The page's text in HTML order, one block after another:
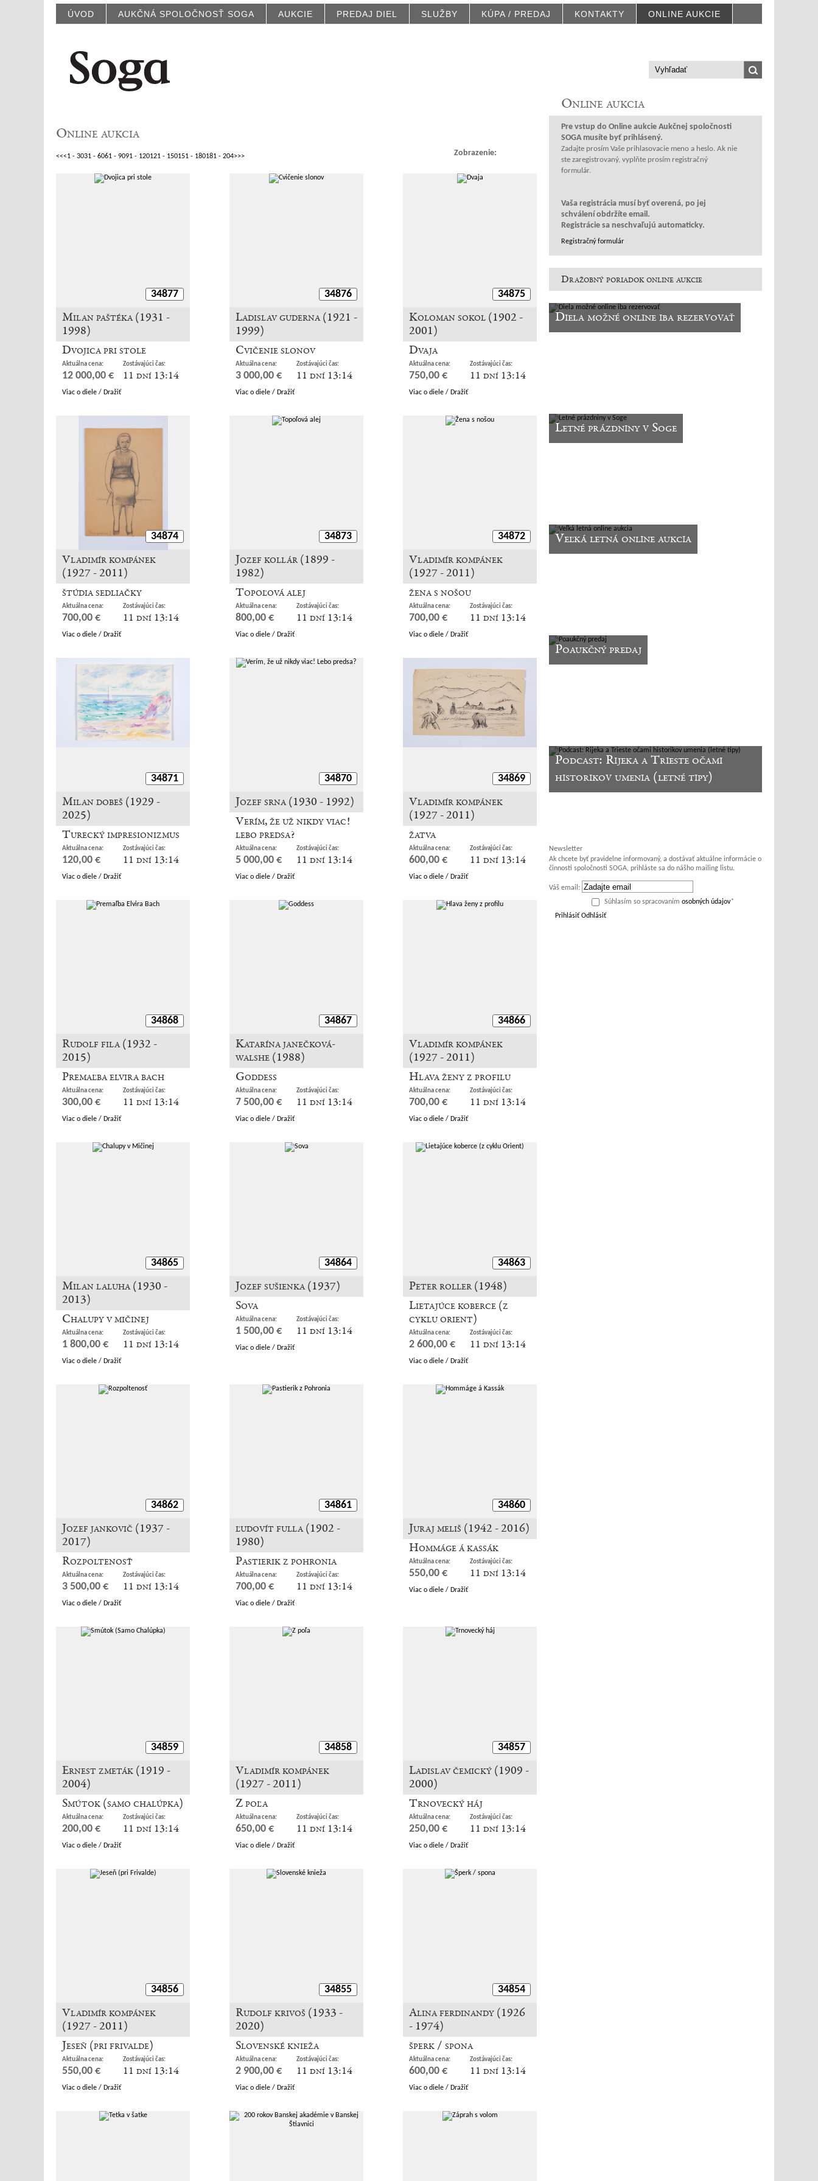
ÚVOD AUKČNÁ SPOLOČNOSŤ SOGA AUKCIE PREDAJ DIEL SLUŽBY KÚPA / PREDAJ KONTAKTY ONLINE AUKCIE
Online aukcia
<<<1 - 3031 - 6061 - 9091 - 120121 - 150151 - 180181 - 204>>> Zobrazenie:
34877
Milan paštéka (1931 -
1998)
Dvojica pri stole
Aktuálna cena:
12 000,00 €
Zostávajúci čas:
11 dní 13:14
Viac o diele / Dražiť
34876
Ladislav guderna (1921 -
1999)
Cvičenie slonov
Aktuálna cena:
3 000,00 €
Zostávajúci čas:
11 dní 13:14
Viac o diele / Dražiť
34875
Koloman sokol (1902 -
2001)
Dvaja
Aktuálna cena:
750,00 €
Zostávajúci čas:
11 dní 13:14
Viac o diele / Dražiť
34874
Vladimír kompánek
(1927 - 2011)
štúdia sedliačky
Aktuálna cena:
700,00 €
Zostávajúci čas:
11 dní 13:14
Viac o diele / Dražiť
34873
Jozef kollár (1899 -
1982)
Topoľová alej
Aktuálna cena:
800,00 €
Zostávajúci čas:
11 dní 13:14
Viac o diele / Dražiť
34872
Vladimír kompánek
(1927 - 2011)
žena s nošou
Aktuálna cena:
700,00 €
Zostávajúci čas:
11 dní 13:14
Viac o diele / Dražiť
34871
Milan dobeš (1929 -
2025)
Turecký impresionizmus
Aktuálna cena:
120,00 €
Zostávajúci čas:
11 dní 13:14
Viac o diele / Dražiť
34870
Jozef srna (1930 - 1992)
Verím, že už nikdy viac!
lebo predsa?
Aktuálna cena:
5 000,00 €
Zostávajúci čas:
11 dní 13:14
Viac o diele / Dražiť
34869
Vladimír kompánek
(1927 - 2011)
žatva
Aktuálna cena:
600,00 €
Zostávajúci čas:
11 dní 13:14
Viac o diele / Dražiť
34868
Rudolf fila (1932 -
2015)
Premaľba elvira bach
Aktuálna cena:
300,00 €
Zostávajúci čas:
11 dní 13:14
Viac o diele / Dražiť
34867
Katarína janečková-
walshe (1988)
Goddess
Aktuálna cena:
7 500,00 €
Zostávajúci čas:
11 dní 13:14
Viac o diele / Dražiť
34866
Vladimír kompánek
(1927 - 2011)
Hlava ženy z profilu
Aktuálna cena:
700,00 €
Zostávajúci čas:
11 dní 13:14
Viac o diele / Dražiť
34865
Milan laluha (1930 -
2013)
Chalupy v mičinej
Aktuálna cena:
1 800,00 €
Zostávajúci čas:
11 dní 13:14
Viac o diele / Dražiť
34864
Jozef sušienka (1937)
Sova
Aktuálna cena:
1 500,00 €
Zostávajúci čas:
11 dní 13:14
Viac o diele / Dražiť
34863
Peter roller (1948)
Lietajúce koberce (z
cyklu orient)
Aktuálna cena:
2 600,00 €
Zostávajúci čas:
11 dní 13:14
Viac o diele / Dražiť
34862
Jozef jankovič (1937 -
2017)
Rozpoltenosť
Aktuálna cena:
3 500,00 €
Zostávajúci čas:
11 dní 13:14
Viac o diele / Dražiť
34861
ľudovít fulla (1902 -
1980)
Pastierik z pohronia
Aktuálna cena:
700,00 €
Zostávajúci čas:
11 dní 13:14
Viac o diele / Dražiť
34860
Juraj meliš (1942 - 2016)
Hommáge á kassák
Aktuálna cena:
550,00 €
Zostávajúci čas:
11 dní 13:14
Viac o diele / Dražiť
34859
Ernest zmeták (1919 -
2004)
Smútok (samo chalúpka)
Aktuálna cena:
200,00 €
Zostávajúci čas:
11 dní 13:14
Viac o diele / Dražiť
34858
Vladimír kompánek
(1927 - 2011)
Z poľa
Aktuálna cena:
650,00 €
Zostávajúci čas:
11 dní 13:14
Viac o diele / Dražiť
34857
Ladislav čemický (1909 -
2000)
Trnovecký háj
Aktuálna cena:
250,00 €
Zostávajúci čas:
11 dní 13:14
Viac o diele / Dražiť
34856
Vladimír kompánek
(1927 - 2011)
Jeseň (pri frivalde)
Aktuálna cena:
550,00 €
Zostávajúci čas:
11 dní 13:14
Viac o diele / Dražiť
34855
Rudolf krivoš (1933 -
2020)
Slovenské knieža
Aktuálna cena:
2 900,00 €
Zostávajúci čas:
11 dní 13:14
Viac o diele / Dražiť
34854
Alina ferdinandy (1926
- 1974)
šperk / spona
Aktuálna cena:
600,00 €
Zostávajúci čas:
11 dní 13:14
Viac o diele / Dražiť
Online aukcia
Pre vstup do Online aukcie Aukčnej spoločnosti
SOGA musíte byť prihlásený.
Zadajte prosím Vaše prihlasovacie meno a heslo. Ak nie
ste zaregistrovaný, vyplňte prosím registračný
formulár.
Vaša registrácia musí byť overená, po jej
schválení obdržíte email.
Registrácie sa neschvaľujú automaticky.
Registračný formulár
Dražobný poriadok online aukcie
Diela možné online iba rezervovať
Letné prázdniny v Soge
Veľká letná online aukcia
Poaukčný predaj
Podcast: Rijeka a Trieste očami
historikov umenia (letné tipy)
Newsletter
Ak chcete byť pravidelne informovaný, a dostávať aktuálne informácie o
činnosti spoločnosti SOGA, prihláste sa do nášho mailing listu.
Váš email:
Súhlasím so spracovaním osobných údajov*
Prihlásiť Odhlásiť